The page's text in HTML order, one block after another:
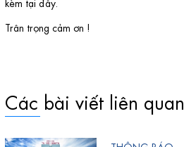
Trân trọng cảm ơn !
Các bài viết liên quan